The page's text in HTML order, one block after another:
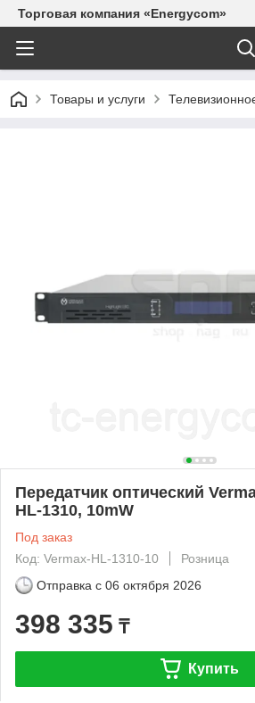
Торговая компания «Energycom»
Товары и услуги
Передатчик оптический
HL-1310, 10mW
Под заказ
Код: Vermax-HL-1310-10
Розница
Отправка с 06 октября 2026
398 335 ₸
Купить